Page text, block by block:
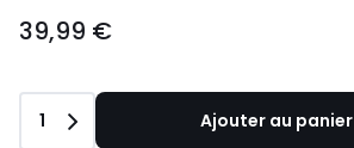
€.
39,99 €
Quantité
1 Ajouter au panier